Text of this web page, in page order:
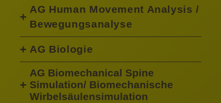
AG Human Movement Analysis /
Bewegungsanalyse
AG Biologie
AG Biomechanical Spine
Simulation/ Biomechanische
Wirbelsäulensimulation